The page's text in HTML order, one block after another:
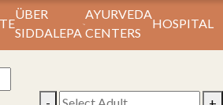
ÜBER
SIDDALEPA
AYURVEDA
CENTERS
HOSPITAL
Book Your Stay